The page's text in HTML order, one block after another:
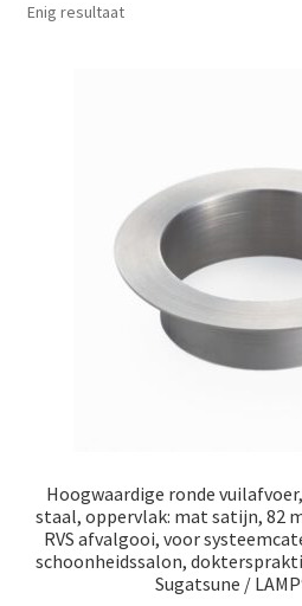
Neem contact op met
Enig resultaat
Hoogwaardige ronde
staal, oppervlak: mat satijn, 82
RVS afvalgooi, voor
schoonheidssalon,
Sugatsune /